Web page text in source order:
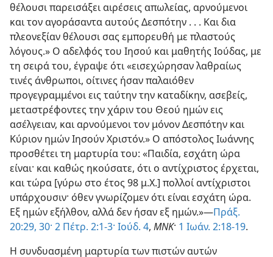
θέλουσι παρεισάξει αιρέσεις απωλείας, αρνούμενοι
και τον αγοράσαντα αυτούς Δεσπότην . . . Και δια
πλεονεξίαν θέλουσι σας εμπορευθή με πλαστούς
λόγους.» Ο αδελφός του Ιησού και μαθητής Ιούδας, με
τη σειρά του, έγραψε ότι «εισεχώρησαν λαθραίως
τινές άνθρωποι, οίτινες ήσαν παλαιόθεν
προγεγραμμένοι εις ταύτην την καταδίκην, ασεβείς,
μεταστρέφοντες την χάριν του Θεού ημών εις
ασέλγειαν, και αρνούμενοι τον μόνον Δεσπότην και
Κύριον ημών Ιησούν Χριστόν.» Ο απόστολος Ιωάννης
προσθέτει τη μαρτυρία του: «Παιδία, εσχάτη ώρα
είναι· και καθώς ηκούσατε, ότι ο αντίχριστος έρχεται,
και τώρα [γύρω στο έτος 98 μ.Χ.] πολλοί αντίχριστοι
υπάρχουσιν· όθεν γνωρίζομεν ότι είναι εσχάτη ώρα.
Εξ ημών εξήλθον, αλλά δεν ήσαν εξ ημών.»—Πράξ.
20:29, 30· 2 Πέτρ. 2:1-3· Ιούδ. 4, ΜΝΚ· 1 Ιωάν. 2:18-19.
Η συνδυασμένη μαρτυρία των πιστών αυτών